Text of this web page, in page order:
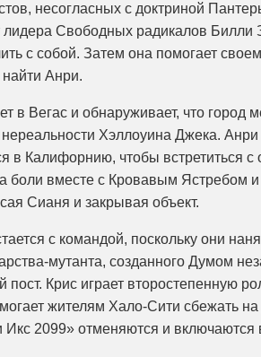
несогласных с доктриной
лидера Свободных радикалов Билли
с собой. Затем она помогает
Анри.
в Вегас и обнаруживает, что город
Хэллоуина Джека.
в Калифорнию, чтобы встретиться
боли вместе с Кровавым Ястребом
Сианя и закрывая объект.
с командой, поскольку они
мутанта, созданного Думом
пост. Крис играет второстепенную
жителям Хало-Сити сбежать
2099» отменяются и